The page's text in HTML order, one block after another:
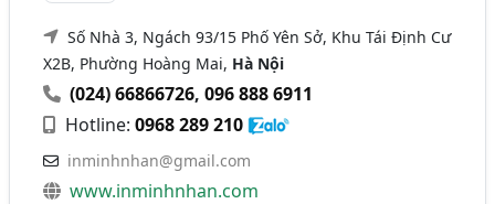
Số Nhà 3, Ngách 93/15 Phố Yên Sở, Khu Tái Định Cư
X2B, Phường Hoàng Mai, Hà Nội
(024) 66866726,096 888 6911
Hotline:0968 289 210
inminhnhan@gmail.com
www.inminhnhan.com